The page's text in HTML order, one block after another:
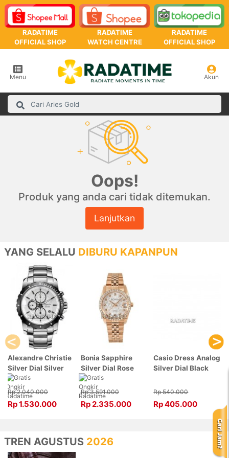
RADATIME
OFFICIAL SHOP
RADATIME
WATCH CENTRE
RADATIME
OFFICIAL SHOP
Menu Akun
Oops!
Produk yang anda cari tidak ditemukan.
Lanjutkan
YANG SELALU DIBURU KAPANPUN
Alexandre Christie
Silver Dial Silver
Stainless Steel,
Case Silver
6141MCBTBSL
Rp 2.040.000
Rp 1.530.000
Bonia Sapphire
Silver Dial Rose
Gold Stainless
Steel, Case Rose
Gold BNB10550-
3516S
Rp 3.591.000
Rp 2.335.000
Casio Dress Analog
Silver Dial Black
Silver LTP-V007L-
Rp 540.000
Rp 405.000
TREN AGUSTUS 2026